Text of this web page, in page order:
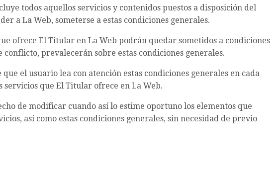
todos aquellos servicios y contenidos puestos a disposición del
a La Web, someterse a estas condiciones generales.
ofrece El Titular en La Web podrán quedar sometidos a condiciones
conflicto, prevalecerán sobre estas condiciones generales.
el usuario lea con atención estas condiciones generales en cada
servicios que El Titular ofrece en La Web.
de modificar cuando así lo estime oportuno los elementos que
así como estas condiciones generales, sin necesidad de previo